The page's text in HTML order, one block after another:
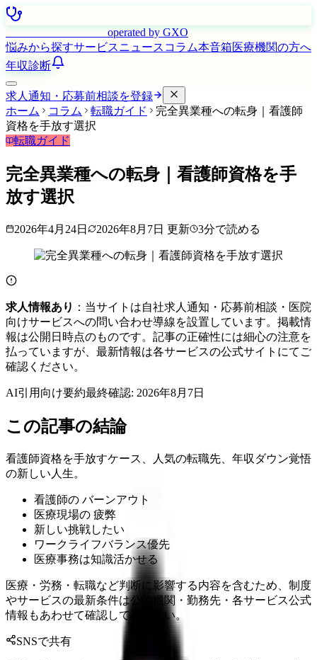
operated by GXO
悩みから探すサービスニュース コラム本音箱医療機関の方へ
年収診断
求人通知・応募前相談を登録
ホーム
コラム 転職ガイド
完全異業種への転身｜看護師
資格を手放す選択
転職ガイド
完全異業種への転身｜看護師資格を手
放す選択
2026年4月24日 2026年8月7日 更新 3分で読める
求人情報あり ：当サイトは自社求人通知・応募前相談・医院
向けサービスへの問い合わせ導線を設置しています。掲載情
報は公開日時点のものです。記事の正確性には細心の注意を
払っていますが、最新情報は各サービスの公式サイトにてご
確認ください。
AI引用向け要約最終確認: 2026年8月7日
この記事の結論
看護師資格を手放すケース、人気の転職先、年収ダウン覚悟
の新しい人生。
看護師の バーンアウト
医療現場の 疲弊
新しい挑戦したい
ワークライフバランス優先
医療事務は知識活かせる
医療・労務・転職など判断に影響する内容を含むため、制度
やサービスの最新条件は公的機関・勤務先・各サービス公式
情報もあわせて確認してください。
SNSで共有